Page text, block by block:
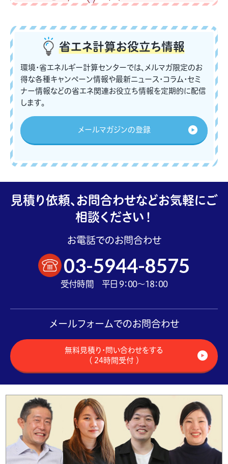
省エネ計算お役立ち情報
環境・省エネルギー計算センターでは、メルマガ限定のお
得な各種キャンペーン情報や最新ニュース・コラム・セミ
ナー情報などの省エネ関連お役立ち情報を定期的に配信
します。
メールマガジンの登録
見積り依頼、お問合わせなどお気軽にご
相談ください！
お電話でのお問合わせ
03-5944-8575
受付時間 平日 9：00～18：00
メールフォームでのお問合わせ
無料見積り・問い合わせをする
（ 24時間受付 ）